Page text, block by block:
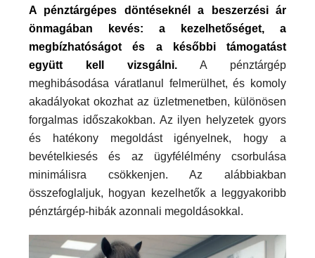
A pénztárgépes döntéseknél a beszerzési ár
önmagában kevés: a kezelhetőséget, a
megbízhatóságot és a későbbi támogatást
együtt kell vizsgálni. A pénztárgép
meghibásodása váratlanul felmerülhet, és komoly
akadályokat okozhat az üzletmenetben, különösen
forgalmas időszakokban. Az ilyen helyzetek gyors
és hatékony megoldást igényelnek, hogy a
bevételkiesés és az ügyfélélmény csorbulása
minimálisra csökkenjen. Az alábbiakban
összefoglaljuk, hogyan kezelhetők a leggyakoribb
pénztárgép-hibák azonnali megoldásokkal.